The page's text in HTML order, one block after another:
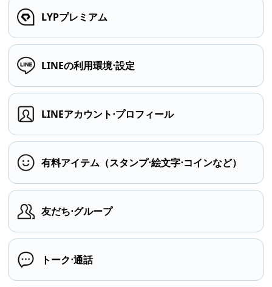
LYPプレミアム
LINEの利用環境⋅設定
LINEアカウント⋅プロフィール
有料アイテム（スタンプ⋅絵文字⋅コインなど）
友だち⋅グループ
トーク⋅通話